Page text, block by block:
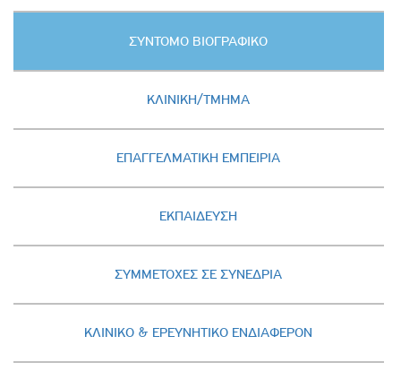
ΣΥΝΤΟΜΟ ΒΙΟΓΡΑΦΙΚΟ
ΚΛΙΝΙΚΗ/ΤΜΗΜΑ
ΕΠΑΓΓΕΛΜΑΤΙΚΗ ΕΜΠΕΙΡΙΑ
ΕΚΠΑΙΔΕΥΣΗ
ΣΥΜΜΕΤΟΧΕΣ ΣΕ ΣΥΝΕΔΡΙΑ
ΚΛΙΝΙΚΟ & ΕΡΕΥΝΗΤΙΚΟ ΕΝΔΙΑΦΕΡΟΝ